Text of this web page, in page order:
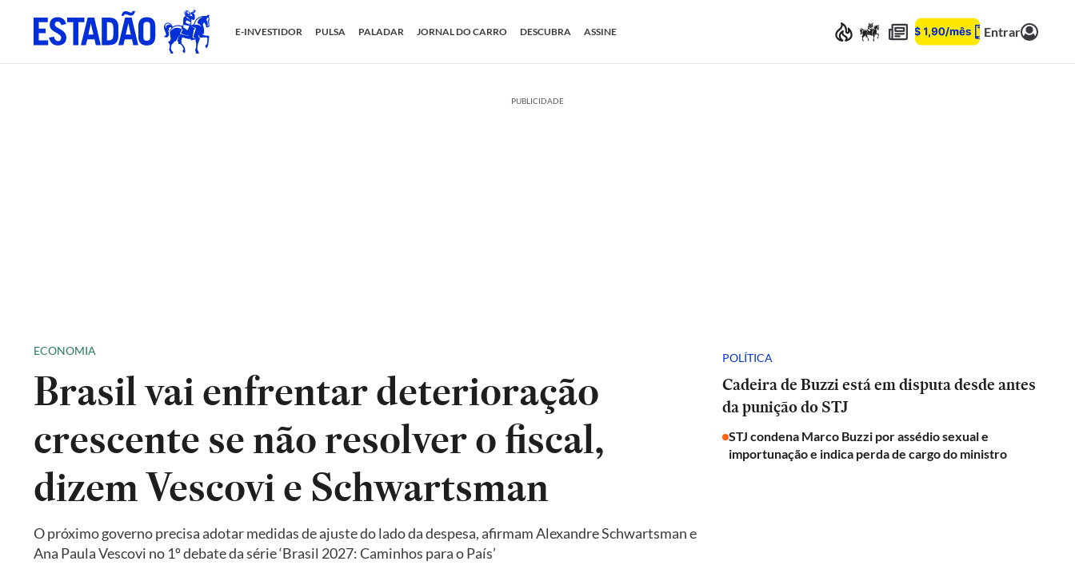
E-INVESTIDOR PULSA PALADAR JORNAL DO CARRO DESCUBRA ASSINE Entrar
PUBLICIDADE
ECONOMIA
Brasil vai enfrentar deterioração
crescente se não resolver o fiscal,
dizem Vescovi e Schwartsman
O próximo governo precisa adotar medidas de ajuste do lado da despesa, afirmam Alexandre Schwartsman e
Ana Paula Vescovi no 1º debate da série ‘Brasil 2027: Caminhos para o País’
POLÍTICA
Cadeira de Buzzi está em disputa desde antes
da punição do STJ
STJ condena Marco Buzzi por assédio sexual e
importunação e indica perda de cargo do ministro